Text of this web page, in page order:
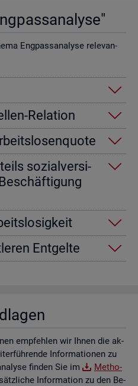
Eng­pass­ana­ly­se re­le­van­
Re­la­ti­on
so­zi­al­ver­si­
Ent­gel­te
emp­feh­len wir Ihnen die ak­
In­for­ma­tio­nen zu
fin­den Sie im
Me­tho­
In­for­ma­ti­on zu den Be­